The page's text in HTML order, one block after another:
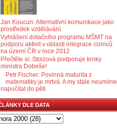
Jan Koucun: Alternativní komunikace jako
prostředek vzdělávání
Vyhlášení dotačního programu MŠMT na
podporu aktivit v oblasti integrace cizinců
na území ČR v roce 2012
Přečtěte si: Stolzová podporuje kroky
ministra Dobeše!
Petr Fischer: Povinná maturita z
matematiky je mrtvá. A my stále neumíme
napočítat do pěti
DLE DATA